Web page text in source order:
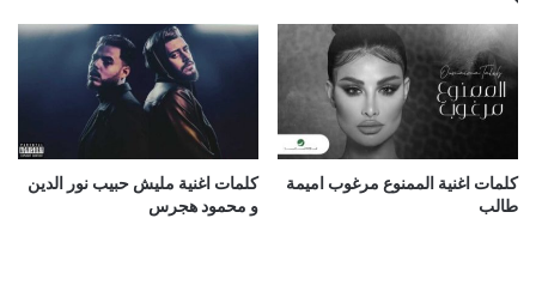
كلمات اغنية الممنوع مرغوب اميمة
طالب
كلمات اغنية مليش حبيب نور الدين
و محمود هجرس